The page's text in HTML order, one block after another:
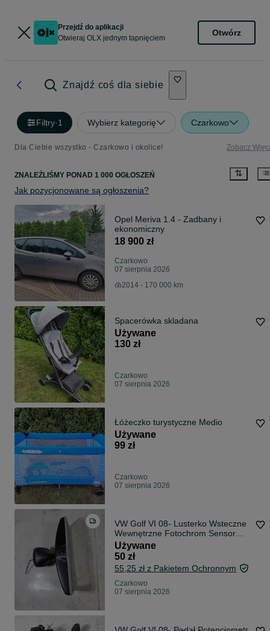
Przejdź do aplikacji
Otwieraj OLX jednym tapnięciem
Otwórz
Znajdź coś dla siebie
Filtry·1 Wybierz kategorię Czarkowo
Dla Ciebie wszystko - Czarkowo i okolice! Zobacz
ZNALEŹLIŚMY PONAD 1 000 OGŁOSZEŃ
Jak pozycjonowane są ogłoszenia?
Opel Meriva 1.4 - Zadbany i
ekonomiczny
18 900 zł
Czarkowo
07 sierpnia 2026
2014 - 170 000 km
Spacerówka skladana
Używane
130 zł
Czarkowo
07 sierpnia 2026
Łóżeczko turystyczne Medio
Używane
99 zł
Czarkowo
07 sierpnia 2026
VW Golf VI 08- Lusterko Wsteczne
Wewnętrzne Fotochrom Sensor
Oryg WLKP
Używane
50 zł
55,25 zł z Pakietem Ochronnym
Czarkowo
07 sierpnia 2026